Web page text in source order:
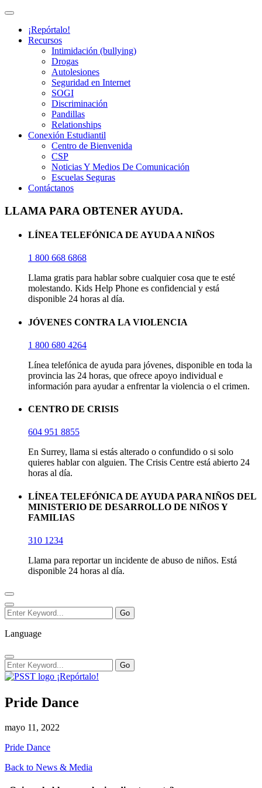
¡Repórtalo!
Recursos
Intimidación (bullying)
Drogas
Autolesiones
Seguridad en Internet
SOGI
Discriminación
Pandillas
Relationships
Conexión Estudiantil
Centro de Bienvenida
CSP
Noticias Y Medios De Comunicación
Escuelas Seguras
Contáctanos
LLAMA PARA OBTENER AYUDA.
LÍNEA TELEFÓNICA DE AYUDA A NIÑOS
1 800 668 6868
Llama gratis para hablar sobre cualquier cosa que te esté
molestando. Kids Help Phone es confidencial y está
disponible 24 horas al día.
JÓVENES CONTRA LA VIOLENCIA
1 800 680 4264
Línea telefónica de ayuda para jóvenes, disponible en toda la
provincia las 24 horas, que ofrece apoyo individual e
información para ayudar a enfrentar la violencia o el crimen.
CENTRO DE CRISIS
604 951 8855
En Surrey, llama si estás alterado o confundido o si solo
quieres hablar con alguien. The Crisis Centre está abierto 24
horas al día.
LÍNEA TELEFÓNICA DE AYUDA PARA NIÑOS DEL
MINISTERIO DE DESARROLLO DE NIÑOS Y
FAMILIAS
310 1234
Llama para reportar un incidente de abuso de niños. Está
disponible 24 horas al día.
Language
¡Repórtalo!
Pride Dance
mayo 11, 2022
Pride Dance
Back to News & Media